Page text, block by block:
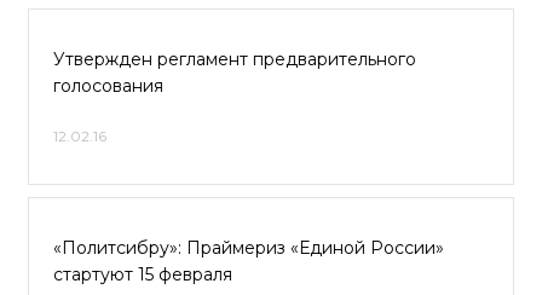
Утвержден регламент предварительного
голосования
12.02.16
«Политсибру»: Праймериз «Единой России»
стартуют 15 февраля